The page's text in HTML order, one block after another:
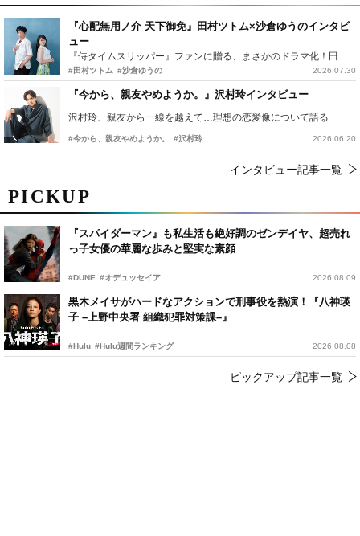
PICKUP
『スパイダーマン』も私生活も絶好調のゼンデイヤ、超売れ
っ子女優の華麗な歩みと堅実な素顔
#DUNE #オデュッセイア 2026.08.09
黒木メイサがハードなアクションで刑事役を熱演！『八神瑛
子 –上野中央署 組織犯罪対策課–』
#Hulu #Hulu週間ランキング 2026.08.08
ピックアップ記事一覧
『心配無用ノ介 天下御免』田村ツトム×沙倉ゆうのインタビ
ュー
『侍タイムスリッパー』ファンに贈る、まさかのドラマ化！田村ツトム×沙倉ゆうのが語る『心配無用ノ介』撮影秘話
#田村ツトム #沙倉ゆうの 2026.07.30
『今から、親友やめようか。』沢村玲インタビュー
沢村玲、親友から一線を越えて…理想の恋愛像について語る
#今から、親友やめようか。 #沢村玲 2026.06.20
インタビュー記事一覧